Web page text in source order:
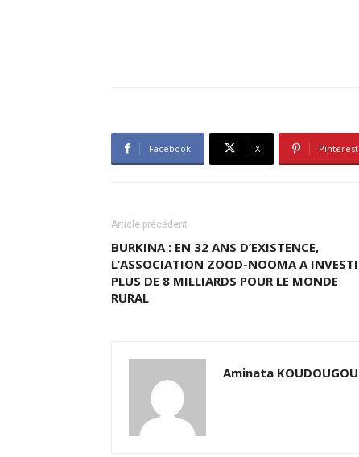
Facebook X Pinterest
Article précédent
BURKINA : EN 32 ANS D’EXISTENCE,
L’ASSOCIATION ZOOD-NOOMA A INVESTI
PLUS DE 8 MILLIARDS POUR LE MONDE
RURAL
Aminata KOUDOUGOU